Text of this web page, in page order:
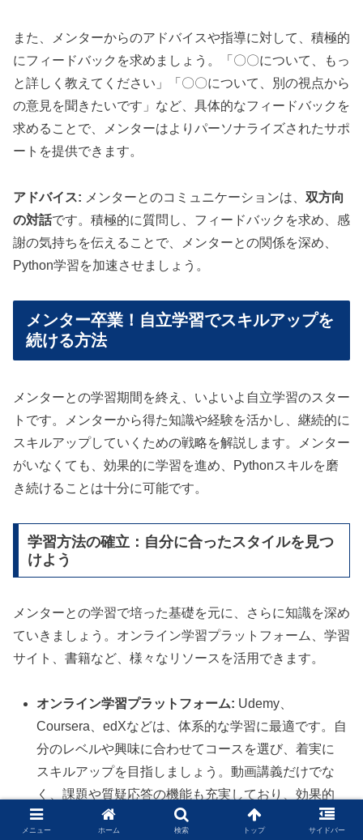
また、メンターからのアドバイスや指導に対して、積極的
にフィードバックを求めましょう。「〇〇について、もっ
と詳しく教えてください」「〇〇について、別の視点から
の意見を聞きたいです」など、具体的なフィードバックを
求めることで、メンターはよりパーソナライズされたサポ
ートを提供できます。
アドバイス: メンターとのコミュニケーションは、 双方向
の対話です。積極的に質問し、フィードバックを求め、感
謝の気持ちを伝えることで、メンターとの関係を深め、
Python学習を加速させましょう。
メンター卒業！自立学習でスキルアップを
続ける方法
メンターとの学習期間を終え、いよいよ自立学習のスター
トです。メンターから得た知識や経験を活かし、継続的に
スキルアップしていくための戦略を解説します。メンター
がいなくても、効果的に学習を進め、Pythonスキルを磨
き続けることは十分に可能です。
学習方法の確立：自分に合ったスタイルを見つ
けよう
メンターとの学習で培った基礎を元に、さらに知識を深め
ていきましょう。オンライン学習プラットフォーム、学習
サイト、書籍など、様々なリソースを活用できます。
オンライン学習プラットフォーム: Udemy、
Coursera、edXなどは、体系的な学習に最適です。自
分のレベルや興味に合わせてコースを選び、着実に
スキルアップを目指しましょう。動画講義だけでな
く、課題や質疑応答の機能も充実しており、効果的
な学習が可能です。
メニュー ホーム 検索 トップ サイドバー